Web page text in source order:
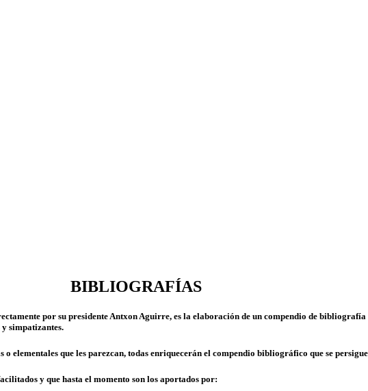
BIBLIOGRAFÍAS
por su presidente Antxon Aguirre, es la elaboración de un compendio de
simpatizantes.
elementales que les parezcan, todas enriquecerán el compendio bibliográfico que se
y que hasta el momento son los aportados por: